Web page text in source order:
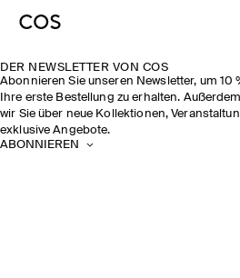
DER NEWSLETTER VON COS
Abonnieren Sie unseren Newsletter, um 10
Ihre erste Bestellung zu erhalten.
wir Sie über neue Kollektionen,
exklusive Angebote.
ABONNIEREN